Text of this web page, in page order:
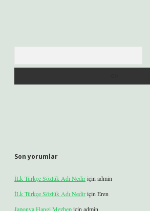
Son yorumlar
İLk Türkçe Sözlük Adı Nediriçin admin
İLk Türkçe Sözlük Adı Nediriçin Eren
Japonya Hangi Mezhepiçin admin